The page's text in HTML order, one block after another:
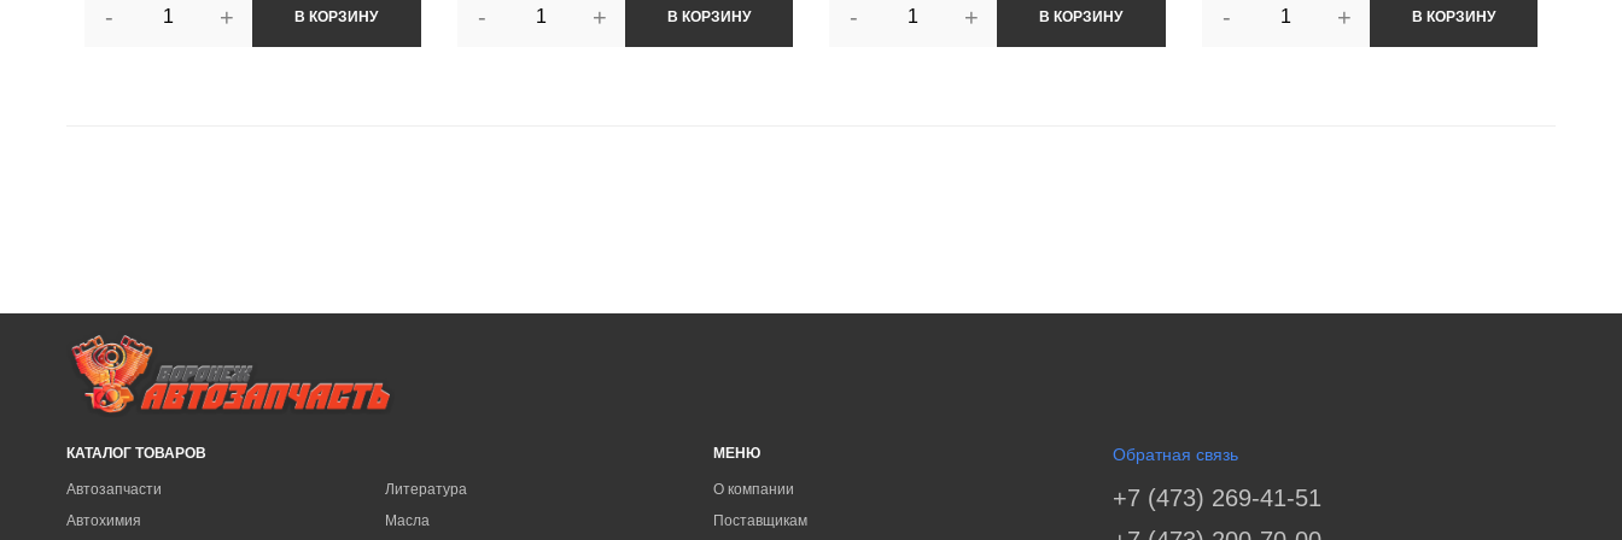
- + В КОРЗИНУ - + В КОРЗИНУ - + В КОРЗИНУ - + В КОРЗИНУ
КАТАЛОГ ТОВАРОВ
Автозапчасти
Автохимия
Литература
Масла
МЕНЮ
О компании
Поставщикам
Обратная связь
+7 (473) 269-41-51